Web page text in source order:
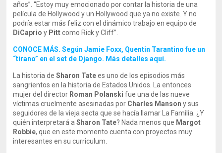
años”. “Estoy muy emocionado por contar la historia de una
película de Hollywood y un Hollywood que ya no existe. Y no
podría estar más feliz con el dinámico trabajo en equipo de
DiCaprio y Pittcomo Rick y Cliff”.
CONOCE MÁS. Según Jamie Foxx, Quentin Tarantino fue un
“tirano” en el set de Django. Más detalles aquí.
La historia deSharon Tatees uno de los episodios más
sangrientos en la historia de Estados Unidos. La entonces
mujer del director Roman Polanski fue una de las nueve
víctimas cruelmente asesinadas por Charles Manson y sus
seguidores de la vieja secta que se hacía llamar La Familia. ¿Y
quién interpretará aSharon Tate? Nada menos que Margot
Robbie, que en este momento cuenta con proyectos muy
interesantes en su curriculum.